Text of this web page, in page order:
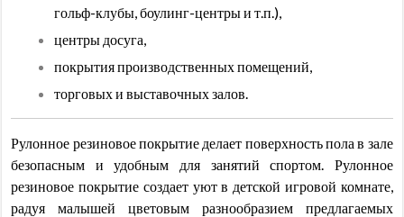
гольф-клубы, боулинг-центры и т.п.),
центры досуга,
покрытия производственных помещений,
торговых и выставочных залов.
Рулонное резиновое покрытие делает поверхность пола в зале
безопасным и удобным для занятий спортом. Рулонное
резиновое покрытие создает уют в детской игровой комнате,
радуя малышей цветовым разнообразием предлагаемых